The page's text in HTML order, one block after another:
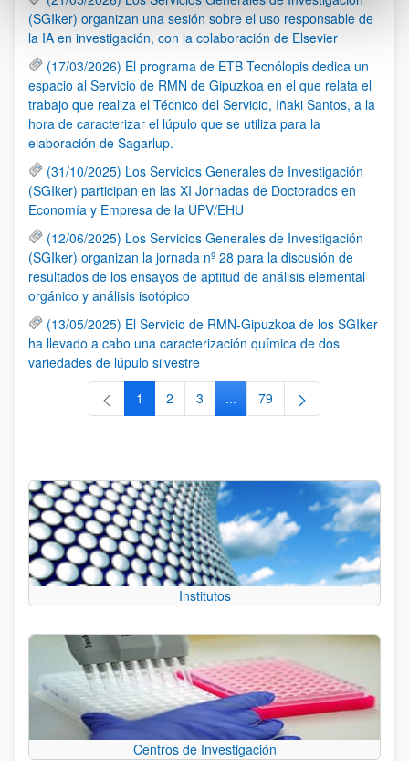
(SGIker) organizan una sesión sobre el uso responsable de
la IA en investigación, con la colaboración de Elsevier
(17/03/2026) El programa de ETB Tecnólopis dedica un
espacio al Servicio de RMN de Gipuzkoa en el que relata el
trabajo que realiza el Técnico del Servicio, Iñaki Santos, a la
hora de caracterizar el lúpulo que se utiliza para la
elaboración de Sagarlup.
(31/10/2025) Los Servicios Generales de Investigación
(SGIker) participan en las XI Jornadas de Doctorados en
Economía y Empresa de la UPV/EHU
(12/06/2025) Los Servicios Generales de Investigación
(SGIker) organizan la jornada nº 28 para la discusión de
resultados de los ensayos de aptitud de análisis elemental
orgánico y análisis isotópico
(13/05/2025) El Servicio de RMN-Gipuzkoa de los SGIker
ha llevado a cabo una caracterización química de dos
variedades de lúpulo silvestre
Página
1 Página
2 Página
3 ...Páginas intermedias Use TAB
Página
79
Institutos
Centros de Investigación